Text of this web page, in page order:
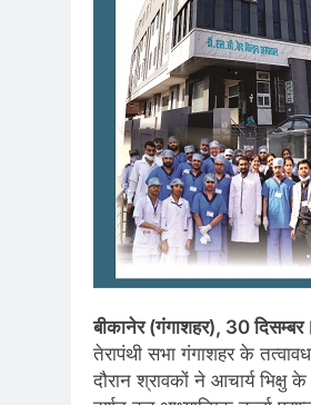
बीकानेर (गंगाशहर), 30
तेरापंथी सभा गंगाशहर के
दौरान श्रावकों ने आचार्य